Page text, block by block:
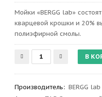
Мойки «BERGG lab»
кварцевой крошки и 20%
полиэфирной смолы.
Производитель: BERGG lab